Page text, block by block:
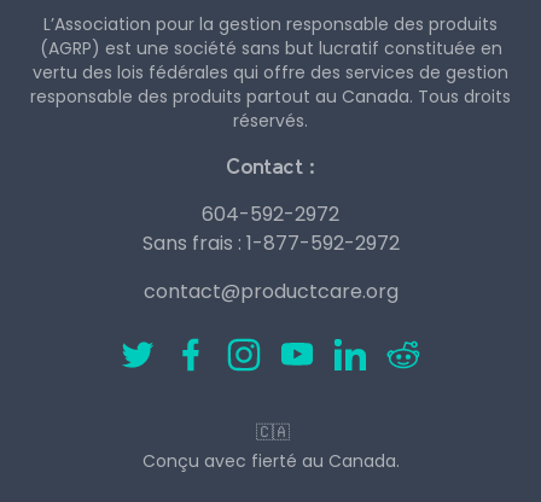
L’Association pour la gestion responsable des produits
(AGRP) est une société sans but lucratif constituée en
vertu des lois fédérales qui offre des services de gestion
responsable des produits partout au Canada. Tous droits
réservés.
Contact :
604-592-2972
Sans frais : 1-877-592-2972
contact@productcare.org
🇨🇦
Conçu avec fierté au Canada.